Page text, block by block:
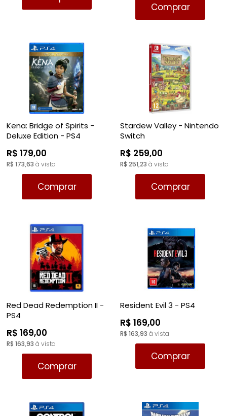
Comprar
Kena: Bridge of Spirits -
Deluxe Edition - PS4
R$ 179,00
R$ 173,63 à vista
Comprar
Stardew Valley - Nintendo
Switch
R$ 259,00
R$ 251,23 à vista
Comprar
Red Dead Redemption II -
PS4
R$ 169,00
R$ 163,93 à vista
Comprar
Resident Evil 3 - PS4
R$ 169,00
R$ 163,93 à vista
Comprar